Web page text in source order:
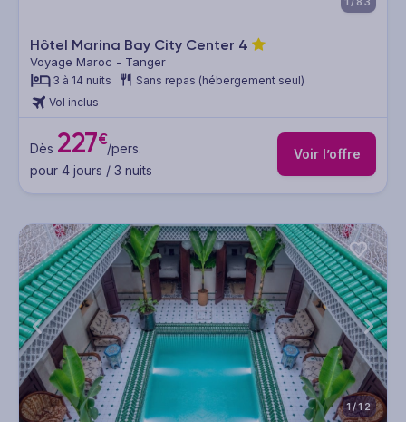
Hôtel Marina Bay City Center 4
Voyage Maroc - Tanger
3 à 14 nuits
Sans repas (hébergement seul)
Vol inclus
Dès 227€/pers.
pour 4 jours / 3 nuits
Voir l’offre
1/12